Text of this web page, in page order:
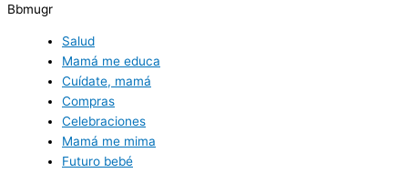
Bbmugr
Salud
Mamá me educa
Cuídate, mamá
Compras
Celebraciones
Mamá me mima
Futuro bebé